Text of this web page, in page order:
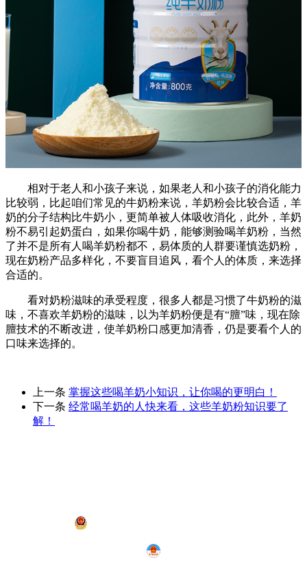
相对于老人和小孩子来说，如果老人和小孩子的消化能力
比较弱，比起咱们常见的牛奶粉来说，羊奶粉会比较合适，羊
奶的分子结构比牛奶小，更简单被人体吸收消化，此外，羊奶
粉不易引起奶蛋白，如果你喝牛奶，能够测验喝羊奶粉，当然
了并不是所有人喝羊奶粉都不，易体质的人群要谨慎选奶粉，
现在奶粉产品多样化，不要盲目追风，看个人的体质，来选择
合适的。
看对奶粉滋味的承受程度，很多人都是习惯了牛奶粉的滋
味，不喜欢羊奶粉的滋味，以为羊奶粉便是有“膻”味，现在除
膻技术的不断改进，使羊奶粉口感更加清香，仍是要看个人的
口味来选择的。
上一条 掌握这些喝羊奶小知识，让你喝的更明白！
下一条 经常喝羊奶的人快来看，这些羊奶粉知识要了
解！